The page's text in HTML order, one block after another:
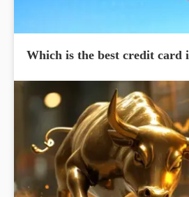
Which is the best credit card